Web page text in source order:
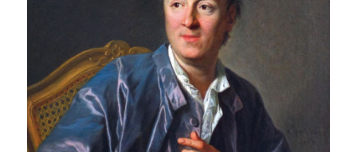
Denis Diderot (1713-1784), scrittore e
filosofo dell’epoca dei Lumi.